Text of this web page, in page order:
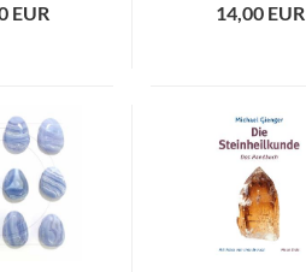
EUR 14,00 EUR